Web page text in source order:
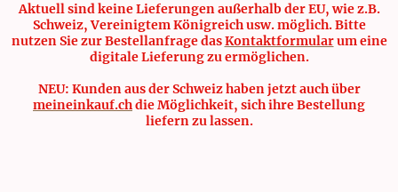
Aktuell sind keine Lieferungen außerhalb der EU, wie z.B.
Schweiz, Vereinigtem Königreich usw. möglich. Bitte
nutzen Sie zur Bestellanfrage dasKontaktformularum eine
digitale Lieferung zu ermöglichen.
NEU: Kunden aus der Schweiz haben jetzt auch über
meineinkauf.chdie Möglichkeit, sich ihre Bestellung
liefern zu lassen.